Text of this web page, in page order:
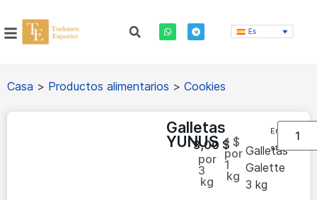
Es
Casa > Productos alimentarios > Cookies
Galletas
YUNUS
3,00 $
por
3
kg
1 $
por
1
kg
Galletas
Galette
3 kg
En
stock